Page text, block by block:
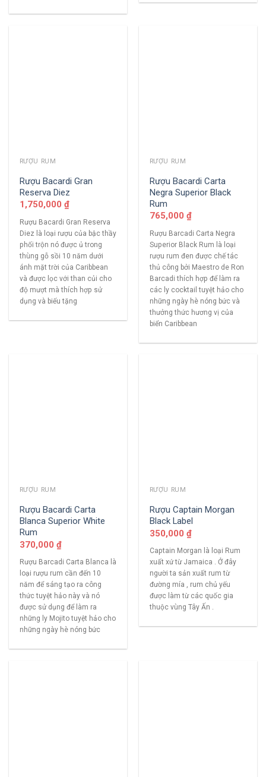
RƯỢU RUM
Rượu Bacardi Gran
Reserva Diez
1,750,000 ₫
Rượu Bacardi Gran Reserva
Diez là loại rượu của bậc thầy
phối trộn nó được ủ trong
thùng gỗ sồi 10 năm dưới
ánh mặt trời của Caribbean
và được lọc với than củi cho
độ mượt mà thích hợp sử
dụng và biếu tặng
RƯỢU RUM
Rượu Bacardi Carta
Negra Superior Black
Rum
765,000 ₫
Rượu Barcadi Carta Negra
Superior Black Rum là loại
rượu rum đen được chế tác
thủ công bởi Maestro de Ron
Barcadi thích hợp để làm ra
các ly cocktail tuyệt hảo cho
những ngày hè nóng bức và
thưởng thức hương vị của
biển Caribbean
RƯỢU RUM
Rượu Bacardi Carta
Blanca Superior White
Rum
370,000 ₫
Rượu Barcadi Carta Blanca là
loại rượu rum cần đến 10
năm để sáng tạo ra công
thức tuyệt hảo này và nó
được sử dụng để làm ra
những ly Mojito tuyệt hảo cho
những ngày hè nóng bức
RƯỢU RUM
Rượu Captain Morgan
Black Label
350,000 ₫
Captain Morgan là loại Rum
xuất xứ từ Jamaica . Ở đây
người ta sản xuất rum từ
đường mía , rum chủ yếu
được làm từ các quốc gia
thuộc vùng Tây Ấn .